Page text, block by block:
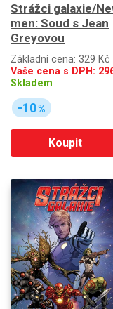
Strážci galaxie/
men: Soud s Jean
Greyovou
Základní cena: 329 Kč
Vaše cena s DPH:
Skladem
-10%
Koupit